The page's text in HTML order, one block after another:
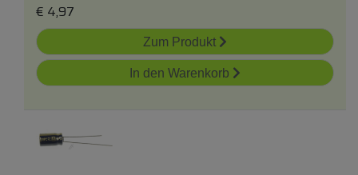
€ 4,97
Zum Produkt
In den Warenkorb